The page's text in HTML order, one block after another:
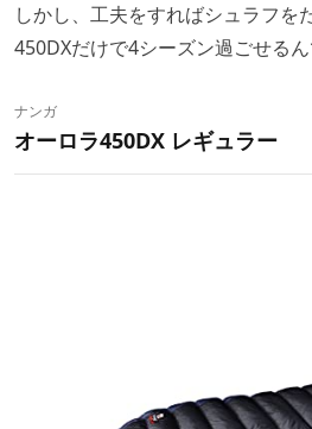
しかし、工夫をすればシュラフを
450DXだけで4シーズン過ごせるん
ナンガ
オーロラ450DX レギュラー